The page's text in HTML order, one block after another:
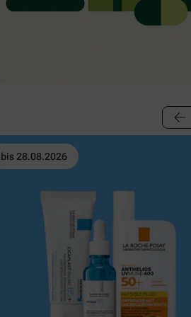
bis 28.08.2026